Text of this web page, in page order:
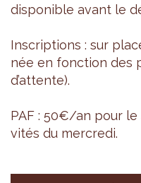
dis­po­nible avant le
Ins­crip­tions : sur
née en fonc­tion des
d’at­tente).
PAF : 50€/an pour
vi­tés du mer­credi.